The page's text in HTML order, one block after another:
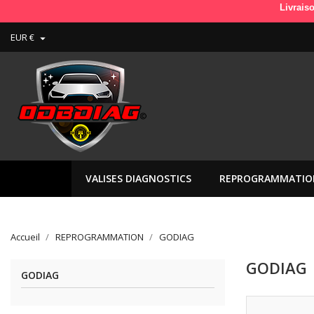
Livraison en
EUR € 
VALISES DIAGNOSTICS
Accueil REPROGRAMMATION GODIAG
GODIAG GODIAG